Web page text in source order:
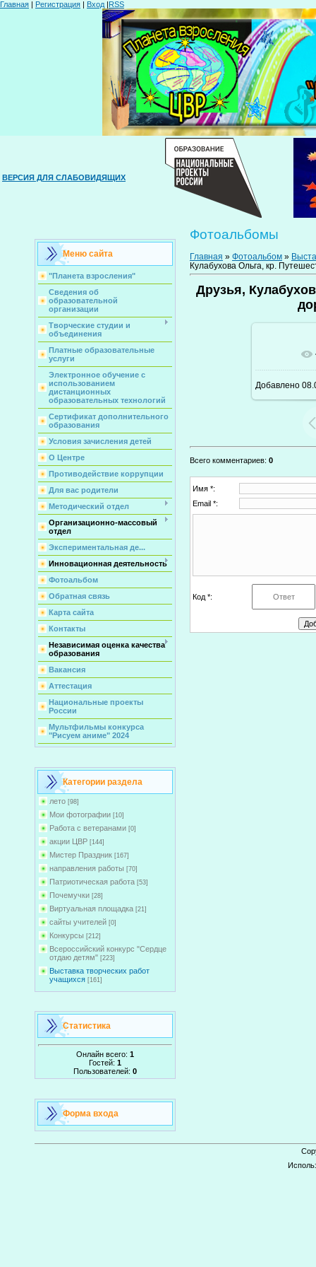
Главная | Регистрация | Вход |RSS
ВЕРСИЯ ДЛЯ СЛАБОВИДЯЩИХ
Меню сайта
"Планета взросления"
Сведения об
образовательной
организации
Творческие студии и
объединения
Платные образовательные
услуги
Электронное обучение с
использованием
дистанционных
образовательных технологий
Сертификат дополнительного
образования
Условия зачисления детей
О Центре
Противодействие коррупции
Для вас родители
Методический отдел
Организационно-массовый
отдел
Экспериментальная де...
Инновационная деятельность
Фотоальбом
Обратная связь
Карта сайта
Контакты
Независимая оценка качества
образования
Вакансия
Аттестация
Национальные проекты
России
Мультфильмы конкурса
"Рисуем аниме" 2024
Категории раздела
лето [98]
Мои фотографии [10]
Работа с ветеранами [0]
акции ЦВР [144]
Мистер Праздник [167]
направления работы [70]
Патриотическая работа [53]
Почемучки [28]
Виртуальная площадка [21]
сайты учителей [0]
Конкурсы [212]
Всероссийский конкурс "Сердце
отдаю детям" [223]
Выставка творческих работ
учащихся [161]
Статистика
Онлайн всего: 1
Гостей: 1
Пользователей: 0
Форма входа
Фотоальбомы
Главная » Фотоальбом »
Кулабухова Ольга, кр.
Друзья,
В
Добавлено
Всего комментариев: 0
Имя *:
Email *:
Код *: